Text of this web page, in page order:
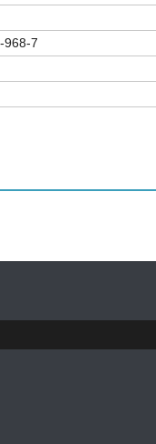
968-7